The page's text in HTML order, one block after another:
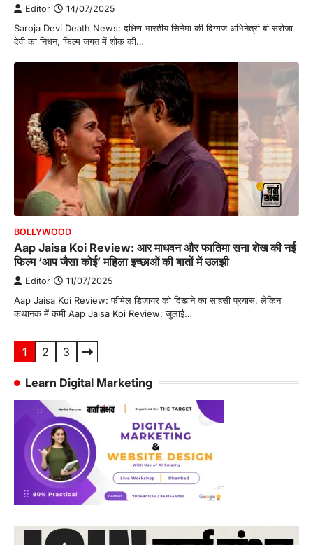
Editor 14/07/2025
Saroja Devi Death News: दक्षिण भारतीय सिनेमा की दिग्गज अभिनेत्री बी सरोजा
देवी का निधन, फिल्म जगत में शोक की…
BOLLYWOOD
Aap Jaisa Koi Review: आर माधवन और फातिमा सना शेख की नई
फिल्म ‘आप जैसा कोई’ महिला इच्छाओं की बातों में उलझी
Editor 11/07/2025
Aap Jaisa Koi Review: फीमेल डिज़ायर को दिखाने का साहसी प्रयास, लेकिन
कथानक में कमी Aap Jaisa Koi Review: जुलाई…
Posts
1 2 3
Learn Digital Marketing